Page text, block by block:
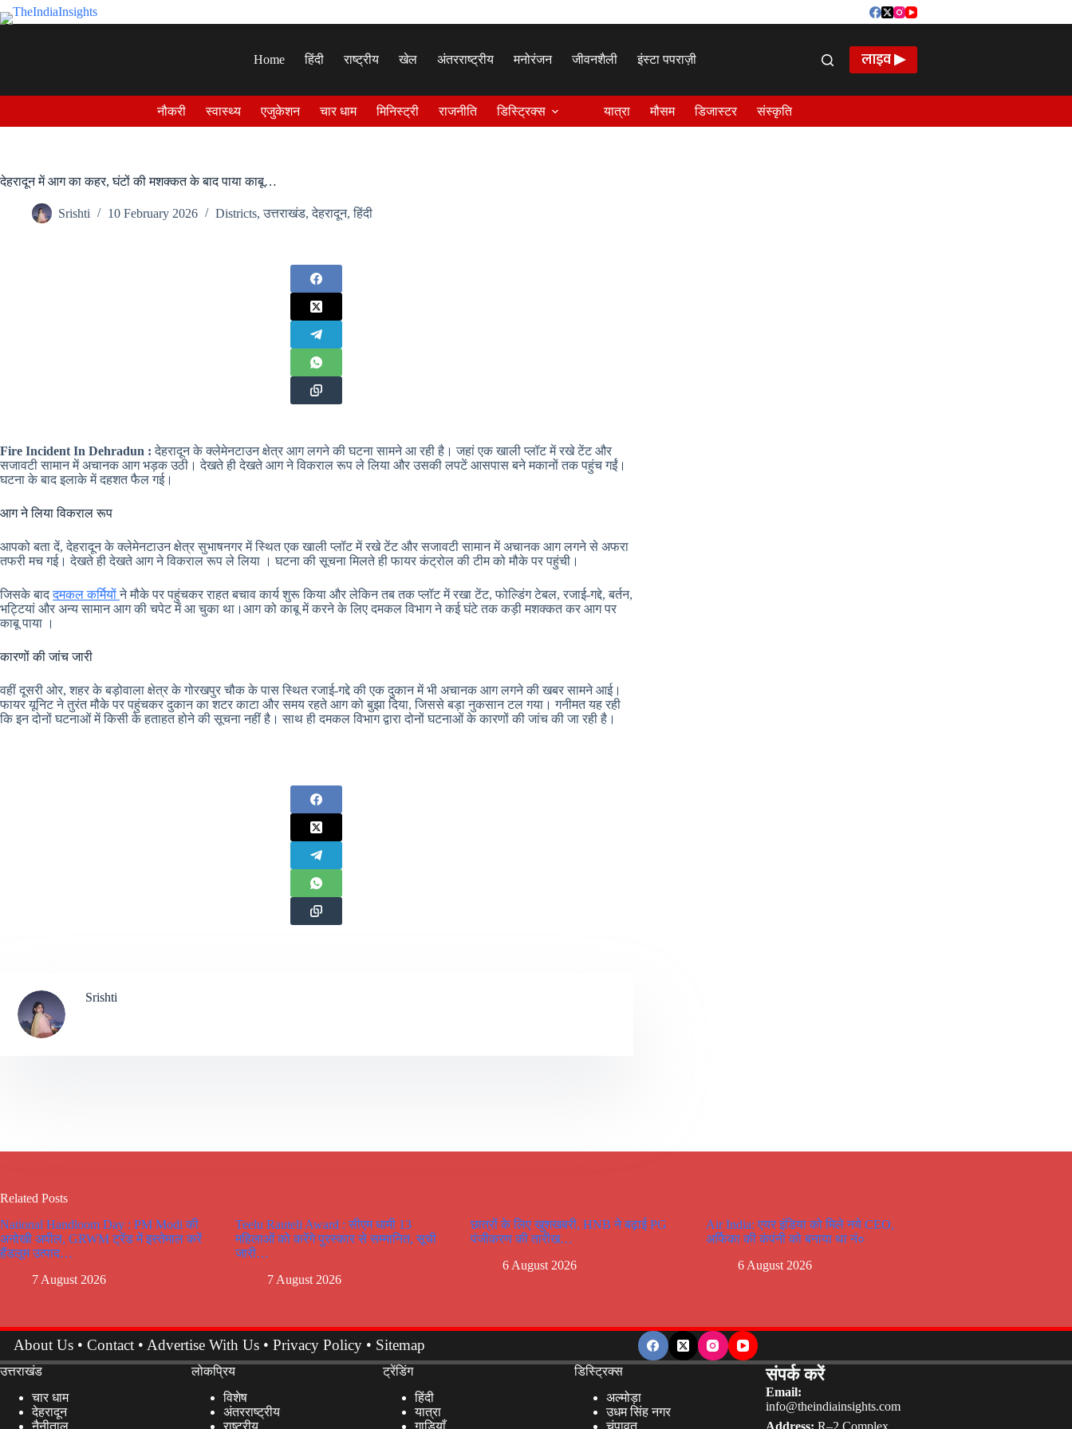
Skip
to
Home
हिंदी राष्ट्रीय खेल अंतरराष्ट्रीय मनोरंजन जीवनशैली इंस्टा पपराज़ी लाइव ▶
नौकरी स्वास्थ्य एजुकेशन चार धाम मिनिस्ट्री राजनीति डिस्ट्रिक्स यात्रा मौसम डिजास्टर संस्कृति
देहरादून में आग का कहर, घंटों की मशक्कत के बाद पाया काबू…
Srishti 10 February 2026 Districts,उत्तराखंड,देहरादून,हिंदी
Fire Incident In Dehradun : देहरादून के क्लेमेनटाउन क्षेत्र आग लगने की घटना सामने आ रही है। जहां एक खाली प्लॉट में रखे टेंट और
सजावटी सामान में अचानक आग भड़क उठी। देखते ही देखते आग ने विकराल रूप ले लिया और उसकी लपटें आसपास बने मकानों तक पहुंच गईं।
घटना के बाद इलाके में दहशत फैल गई।
आग ने लिया विकराल रूप
आपको बता दें, देहरादून के क्लेमेनटाउन क्षेत्र सुभाषनगर में स्थित एक खाली प्लॉट में रखे टेंट और सजावटी सामान में अचानक आग लगने से अफरा
तफरी मच गई। देखते ही देखते आग ने विकराल रूप ले लिया । घटना की सूचना मिलते ही फायर कंट्रोल की टीम को मौके पर पहुंची।
जिसके बाददमकल कर्मियोंने मौके पर पहुंचकर राहत बचाव कार्य शुरू किया और लेकिन तब तक प्लॉट में रखा टेंट, फोल्डिंग टेबल, रजाई-गद्दे, बर्तन,
भट्टियां और अन्य सामान आग की चपेट में आ चुका था।आग को काबू में करने के लिए दमकल विभाग ने कई घंटे तक कड़ी मशक्कत कर आग पर
काबू पाया ।
कारणों की जांच जारी
वहीं दूसरी ओर, शहर के बड़ोवाला क्षेत्र के गोरखपुर चौक के पास स्थित रजाई-गद्दे की एक दुकान में भी अचानक आग लगने की खबर सामने आई।
फायर यूनिट ने तुरंत मौके पर पहुंचकर दुकान का शटर काटा और समय रहते आग को बुझा दिया, जिससे बड़ा नुकसान टल गया। गनीमत यह रही
कि इन दोनों घटनाओं में किसी के हताहत होने की सूचना नहीं है। साथ ही दमकल विभाग द्वारा दोनों घटनाओं के कारणों की जांच की जा रही है।
Srishti
Related Posts
National Handloom Day : PM Modi की
अनोखी अपील, GRWM ट्रेंड में इस्तेमाल करें
हैंडलूम उत्पाद…
7 August 2026
Teelu Rauteli Award : सीएम धामी 13
महिलाओं को करेंगे पुरस्कार से सम्मानित, सूची
जारी…
7 August 2026
छात्रों के लिए खुशखबरी, HNB ने बढ़ाई PG
पंजीकरण की तारीख…
6 August 2026
Air India: एयर इंडिया को मिले नये CEO,
अर्फिका की कंपंनी को बनाया था नं०
6 August 2026
About Us • Contact • Advertise With Us • Privacy Policy • Sitemap
उत्तराखंड
चार धाम
देहरादून
नैनीताल
लोकप्रिय
विशेष
अंतरराष्ट्रीय
राष्ट्रीय
ट्रेंडिंग
हिंदी
यात्रा
गाड़ियाँ
डिस्ट्रिक्स
अल्मोड़ा
उधम सिंह नगर
चंपावत
संपर्क करें
Email:
info@theindiainsights.com